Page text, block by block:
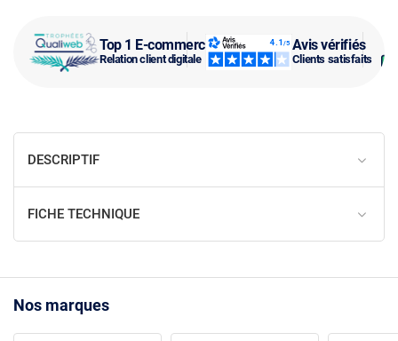
Top 1 E-commerce
Relation client digitale
Avis vérifiés
Clients satisfaits
DESCRIPTIF
FICHE TECHNIQUE
Nos marques